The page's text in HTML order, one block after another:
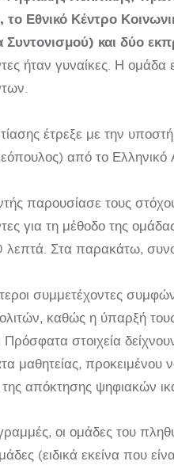
το Εθνικό Κέντρο
Συντονισμού) και δύο
ήταν γυναίκες. Η
έτρεξε με την
από το Ελληνικό
παρουσίασε τους
για τη μέθοδο της
Στα παρακάτω,
συμμετέχοντες
καθώς η ύπαρξή
στοιχεία
μαθητείας, προκειμένου
απόκτησης ψηφιακών
οι ομάδες του
(ειδικά εκείνα που